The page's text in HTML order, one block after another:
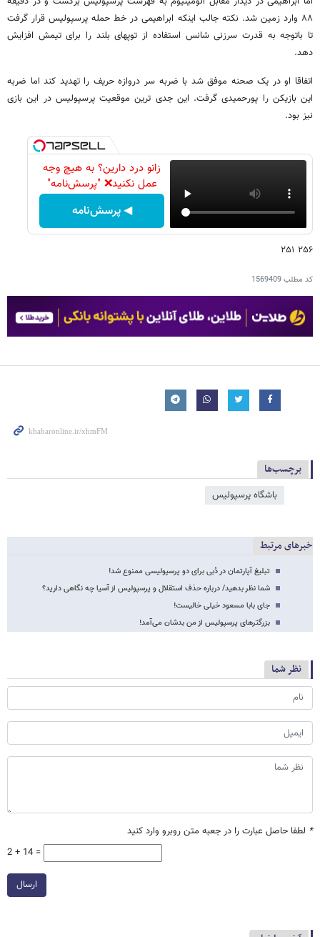
۸۸ وارد زمین شد. نکته جالب اینکه ابراهیمی در خط حمله پرسپولیس قرار گرفت
تا باتوجه به قدرت سرزنی شانس استفاده از توپهای بلند را برای تیمش افزایش
دهد.
اتفاقا او در یک صحنه موفق شد با ضربه سر دروازه حریف را تهدید کند اما ضربه
این بازیکن را پورحمیدی گرفت. این جدی ترین موقعیت پرسپولیس در این بازی
نیز بود.
زانو درد دارین؟ به هیچ وجه
عمل نکنید❌ "پرسش‌نامه"
◀ پرسش‌نامه
۲۵۶ ۲۵۱
کد مطلب1569409
برچسب‌ها
باشگاه پرسپولیس
خبرهای مرتبط
تبلیغ آپارتمان در دُبی برای دو پرسپولیسی ممنوع شد!
شما نظر بدهید/ درباره حذف استقلال و پرسپولیس از آسیا چه نگاهی دارید؟
جای بابا مسعود خیلی خالیست!
بزرگترهای پرسپولیس از من بدشان می‌آمد!
نظر شما
* لطفا حاصل عبارت را در جعبه متن روبرو وارد کنید
2 + 14 =
ارسال